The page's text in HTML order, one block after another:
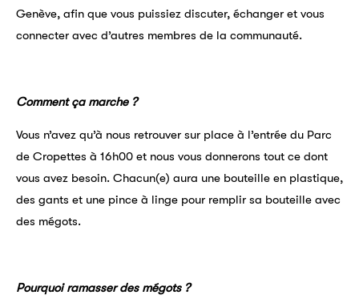
Genève, afin que vous puissiez discuter, échanger et vous
connecter avec d’autres membres de la communauté.
Comment ça marche ?
Vous n’avez qu’à nous retrouver sur place à l’entrée du Parc
de Cropettes à 16h00 et nous vous donnerons tout ce dont
vous avez besoin. Chacun(e) aura une bouteille en plastique,
des gants et une pince à linge pour remplir sa bouteille avec
des mégots.
Pourquoi ramasser des mégots ?